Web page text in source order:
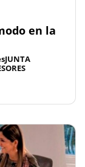
en la